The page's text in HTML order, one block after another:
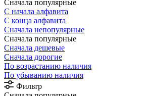
Сначала популярные
С начала алфавита
С конца алфавита
Сначала непопулярные
Сначала популярные
Сначала дешевые
Сначала дорогие
По возрастанию наличия
По убыванию наличия
Фильтр